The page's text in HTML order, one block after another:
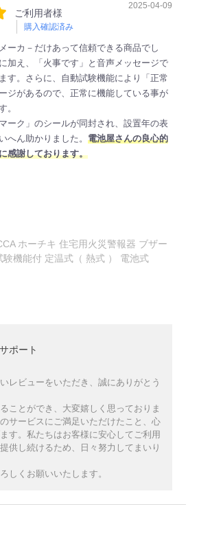
ご利用者様
購入確認済み
2025-04-09
ーカ－だけあって信頼できる商品でし
加え、「火事です」と音声メッセージで
す。さらに、自動試験機能により「正常
ジがあるので、正常に機能している事が
。
ーク」のシールが同封され、設置年の表
へん助かりました。 電池屋さんの良心的
感謝しております。
ホーチキ 住宅用火災警報器 ブザー
機能付 定温式（ 熱式 ） 電池式
ポート
レビューをいただき、誠にありがとう
ことができ、大変嬉しく思っておりま
サービスにご満足いただけたこと、心
す。私たちはお客様に安心してご利用
供し続けるため、日々努力してまいり
しくお願いいたします。